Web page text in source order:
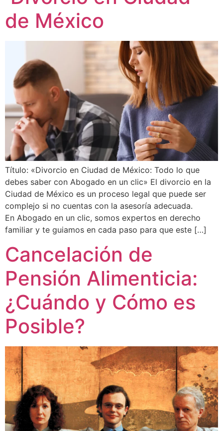
de México
Título: «Divorcio en Ciudad de México: Todo lo que
debes saber con Abogado en un clic» El divorcio en la
Ciudad de México es un proceso legal que puede ser
complejo si no cuentas con la asesoría adecuada.
En Abogado en un clic, somos expertos en derecho
familiar y te guiamos en cada paso para que este […]
Cancelación de
Pensión Alimenticia:
¿Cuándo y Cómo es
Posible?